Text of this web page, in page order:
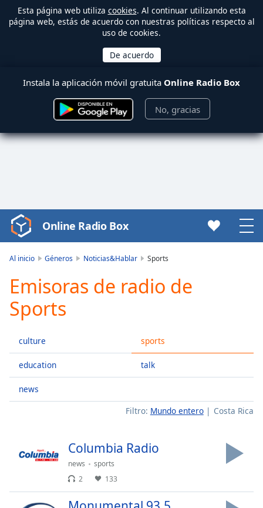
Esta página web utiliza cookies. Al continuar utilizando esta
página web, estás de acuerdo con nuestras políticas respecto al
uso de cookies.
Instala la aplicación móvil gratuita Online Radio Box
No, gracias
Video
Player
Play
Video
Play
Skip
Skip
Mute
Current
Time0:00
Stream
live,
Online Radio Box
Al inicio Géneros Noticias&Hablar Sports
Emisoras de radio de
Sports
culture
education
news
sports
talk
Filtro: Mundo entero Costa Rica
Columbia Radio
news
sports
2
133